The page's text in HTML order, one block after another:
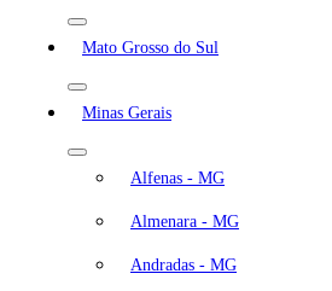
Mato Grosso do Sul
Minas Gerais
Alfenas - MG
Almenara - MG
Andradas - MG